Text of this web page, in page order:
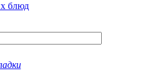
блюд